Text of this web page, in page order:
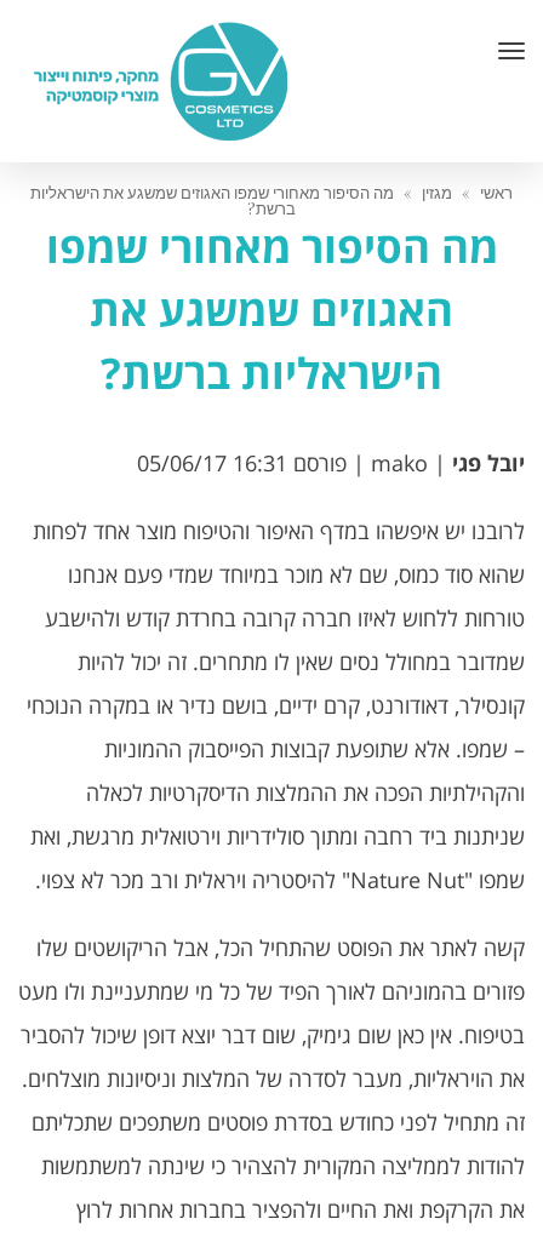
תפריט
ראשי » מגזין » מה הסיפור מאחורי שמפו האגוזים שמשגע את הישראליות
ברשת?
מה הסיפור מאחורי שמפו
האגוזים שמשגע את
הישראליות ברשת?
יובל פגי | mako | פורסם 05/06/17 16:31
לרובנו יש איפשהו במדף האיפור והטיפוח מוצר אחד לפחות
שהוא סוד כמוס, שם לא מוכר במיוחד שמדי פעם אנחנו
טורחות ללחוש לאיזו חברה קרובה בחרדת קודש ולהישבע
שמדובר במחולל נסים שאין לו מתחרים. זה יכול להיות
קונסילר, דאודורנט, קרם ידיים, בושם נדיר או במקרה הנוכחי
– שמפו. אלא שתופעת קבוצות הפייסבוק ההמוניות
והקהילתיות הפכה את ההמלצות הדיסקרטיות לכאלה
שניתנות ביד רחבה ומתוך סולידריות וירטואלית מרגשת, ואת
שמפו "Nature Nut" להיסטריה ויראלית ורב מכר לא צפוי.
קשה לאתר את הפוסט שהתחיל הכל, אבל הריקושטים שלו
פזורים בהמוניהם לאורך הפיד של כל מי שמתעניינת ולו מעט
בטיפוח. אין כאן שום גימיק, שום דבר יוצא דופן שיכול להסביר
את הויראליות, מעבר לסדרה של המלצות וניסיונות מוצלחים.
זה מתחיל לפני כחודש בסדרת פוסטים משתפכים שתכליתם
להודות לממליצה המקורית להצהיר כי שינתה למשתמשות
את הקרקפת ואת החיים ולהפציר בחברות אחרות לרוץ